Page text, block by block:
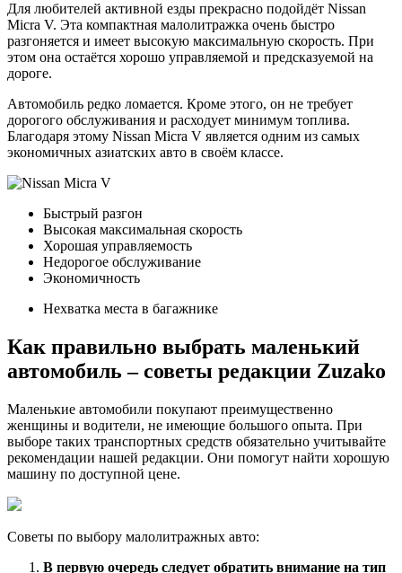
Для любителей активной езды прекрасно подойдёт Nissan
Micra V. Эта компактная малолитражка очень быстро
разгоняется и имеет высокую максимальную скорость. При
этом она остаётся хорошо управляемой и предсказуемой на
дороге.
Автомобиль редко ломается. Кроме этого, он не требует
дорогого обслуживания и расходует минимум топлива.
Благодаря этому Nissan Micra V является одним из самых
экономичных азиатских авто в своём классе.
Быстрый разгон
Высокая максимальная скорость
Хорошая управляемость
Недорогое обслуживание
Экономичность
Нехватка места в багажнике
Как правильно выбрать маленький
автомобиль – советы редакции Zuzako
Маленькие автомобили покупают преимущественно
женщины и водители, не имеющие большого опыта. При
выборе таких транспортных средств обязательно учитывайте
рекомендации нашей редакции. Они помогут найти хорошую
машину по доступной цене.
Советы по выбору малолитражных авто:
В первую очередь следует обратить внимание на тип